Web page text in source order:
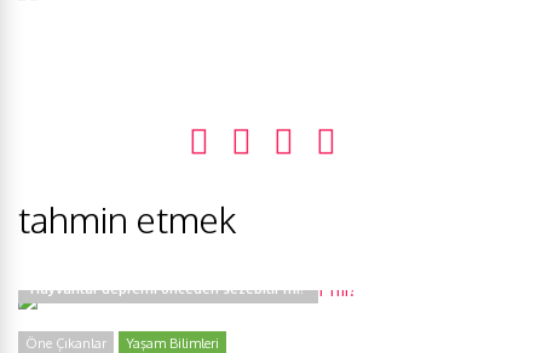
tahmin etmek
Hayvanlar depremi önceden sezebilir mi?
Öne Çıkanlar Yaşam Bilimleri